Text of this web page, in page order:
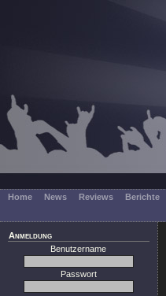
Home News Reviews Berichte
Anmeldung
Benutzername
Passwort